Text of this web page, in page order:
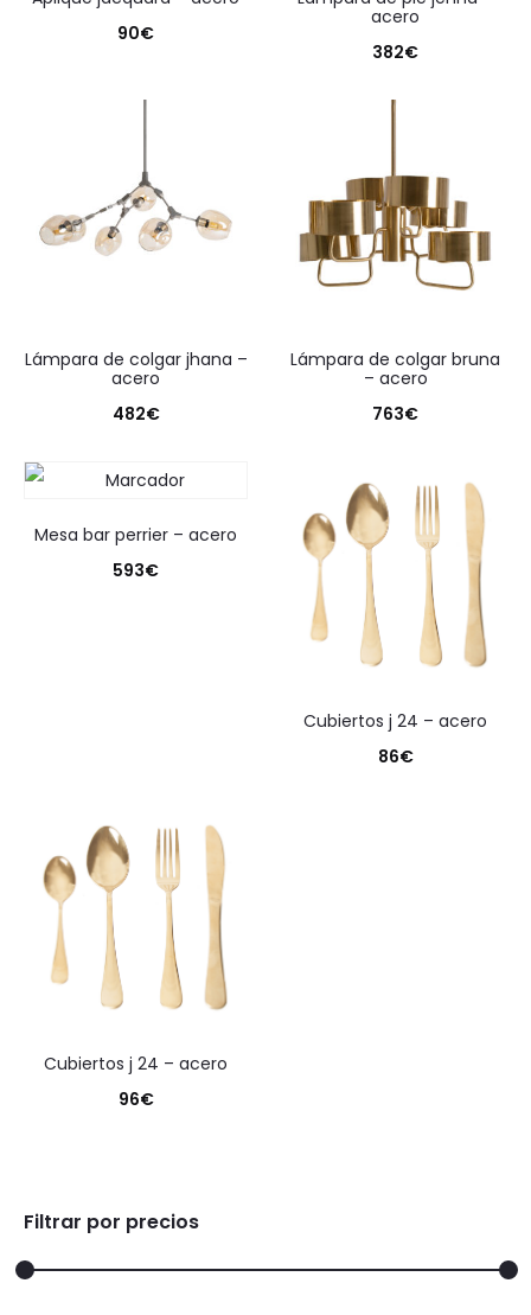
90€
acero
382€
lámpara de colgar jhana –
acero
482€
lámpara de colgar bruna
– acero
763€
mesa bar perrier – acero
593€
cubiertos j 24 – acero
86€
cubiertos j 24 – acero
96€
Filtrar por precios